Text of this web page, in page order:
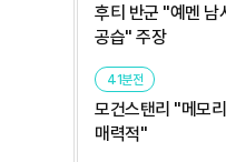
후티 반군 "예멘 남
공습" 주장
41분전
모건스탠리 "메모
매력적"